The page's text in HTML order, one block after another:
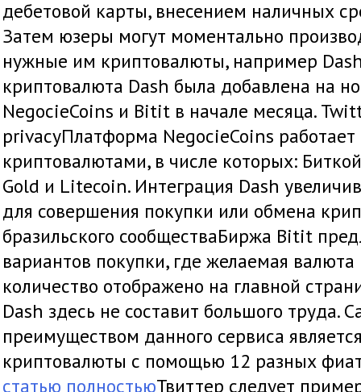
дебетовой карты, внесением наличных
Затем юзеры могут моментально
нужные им криптовалюты, например
криптовалюта Dash была добавлена на
NegocieCoins и Bitit в начале месяца.
privacyПлатформа NegocieCoins
криптовалютами, в числе которых:
Gold и Litecoin. Интеграция Dash
для совершения покупки или обмена
бразильского сообществаБиржа Bitit
вариантов покупки, где желаемая валюта
количество отображено на главной
Dash здесь не составит большого труда.
преимуществом данного сервиса
криптовалюты с помощью 12 разных
статью полностьюТвиттер следует